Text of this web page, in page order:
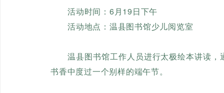
活动时间：6月19日下午
活动地点：温县图书馆少儿阅览室
温县图书馆工作人员进行太极绘本讲读
书香中度过一个别样的端午节。